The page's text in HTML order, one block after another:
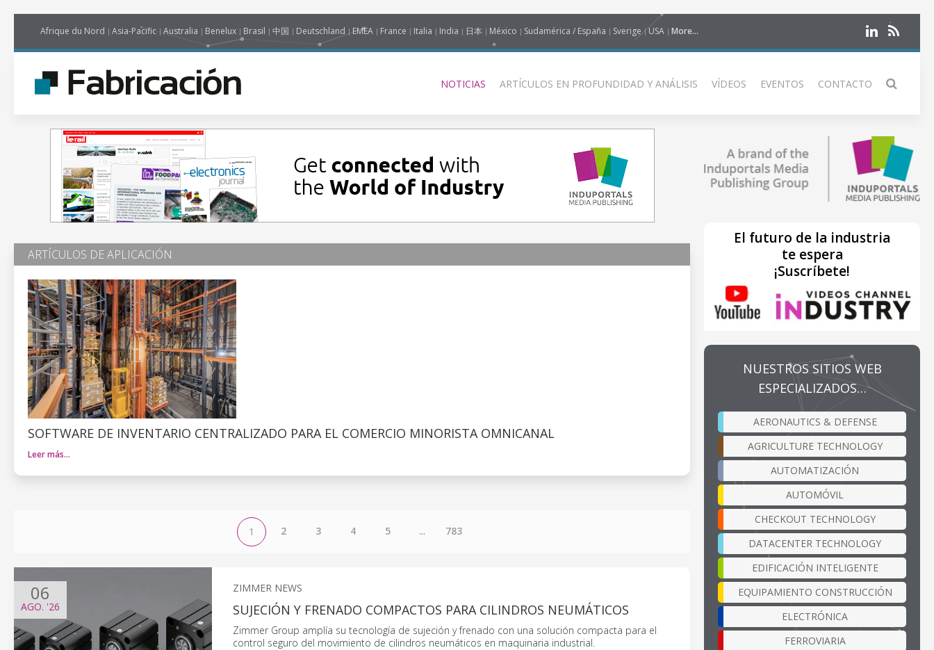
Afrique du Nord Asia-Pacific Australia Benelux Brasil 中国 Deutschland EMEA France Italia India 日本 México Sudamérica / España Sverige USA More...
NOTICIAS ARTÍCULOS EN PROFUNDIDAD Y ANÁLISIS VÍDEOS EVENTOS CONTACTO
ARTÍCULOS DE APLICACIÓN
SOFTWARE DE INVENTARIO CENTRALIZADO PARA EL COMERCIO MINORISTA OMNICANAL
Leer más…
1 2 3 4 5 ... 783
06
AGO. '26
ZIMMER NEWS
SUJECIÓN Y FRENADO COMPACTOS PARA CILINDROS NEUMÁTICOS
Zimmer Group amplía su tecnología de sujeción y frenado con una solución compacta para el
control seguro del movimiento de cilindros neumáticos en maquinaria industrial.
El futuro de la industria
te espera
¡Suscríbete!
NUESTROS SITIOS WEB
ESPECIALIZADOS…
AERONAUTICS & DEFENSE
AGRICULTURE TECHNOLOGY
AUTOMATIZACIÓN
AUTOMÓVIL
CHECKOUT TECHNOLOGY
DATACENTER TECHNOLOGY
EDIFICACIÓN INTELIGENTE
EQUIPAMIENTO CONSTRUCCIÓN
ELECTRÓNICA
FERROVIARIA